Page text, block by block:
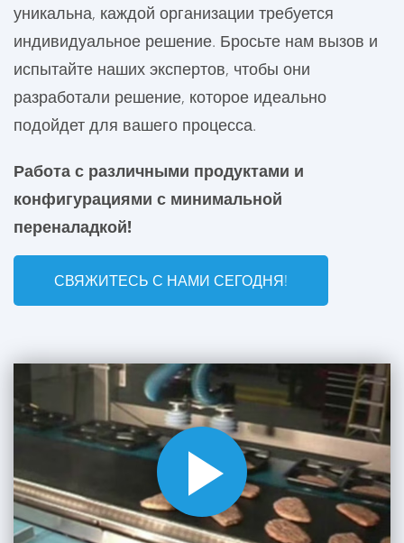
уникальна, каждой организации требуется
индивидуальное решение. Бросьте нам вызов и
испытайте наших экспертов, чтобы они
разработали решение, которое идеально
подойдет для вашего процесса.
Работа с различными продуктами и
конфигурациями с минимальной
переналадкой!
СВЯЖИТЕСЬ С НАМИ СЕГОДНЯ!